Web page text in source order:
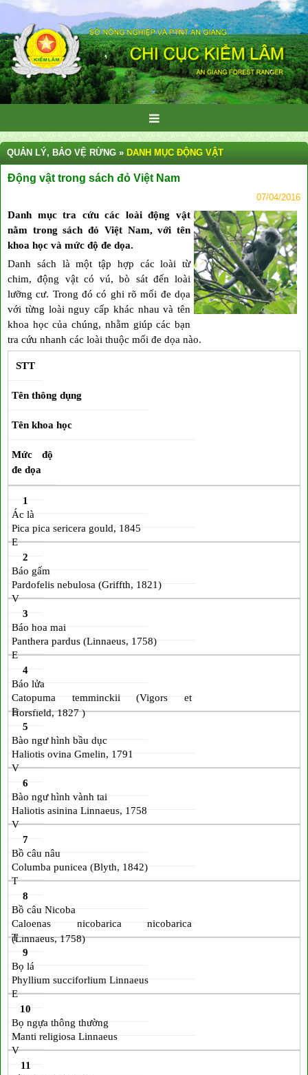
QUẢN LÝ, BẢO VỆ RỪNG » DANH MỤC ĐỘNG VẬT
Động vật trong sách đỏ Việt Nam
07/04/2016
Danh mục tra cứu các loài động vật
nằm trong sách đỏ Việt Nam, với tên
khoa học và mức độ đe dọa.
Danh sách là một tập hợp các loài từ
chim, động vật có vú, bò sát đến loài
lưỡng cư. Trong đó có ghi rõ mối đe dọa
với từng loài nguy cấp khác nhau và tên
khoa học của chúng, nhằm giúp các bạn
tra cứu nhanh các loài thuộc mối đe dọa nào.
STT
Tên thông dụng
Tên khoa học
Mức độ
đe dọa
1
Ác là
Pica pica sericera gould, 1845
E
2
Báo gấm
Pardofelis nebulosa (Griffth, 1821)
V
3
Báo hoa mai
Panthera pardus (Linnaeus, 1758)
E
4
Báo lửa
Catopuma temminckii (Vigors et
Horsfield, 1827 )
E
5
Bào ngư hình bầu dục
Haliotis ovina Gmelin, 1791
V
6
Bào ngư hình vành tai
Haliotis asinina Linnaeus, 1758
V
7
Bồ câu nâu
Columba punicea (Blyth, 1842)
T
8
Bồ câu Nicoba
Caloenas nicobarica nicobarica
(Linnaeus, 1758)
T
9
Bọ lá
Phyllium succiforlium Linnaeus
E
10
Bọ ngựa thông thường
Manti religiosa Linnaeus
V
11